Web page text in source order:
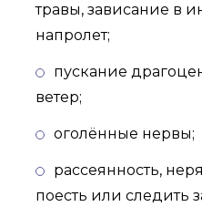
травы, зависание в
напролет;
пускание
ветер;
оголённые нервы;
рассеянность,
поесть или следить